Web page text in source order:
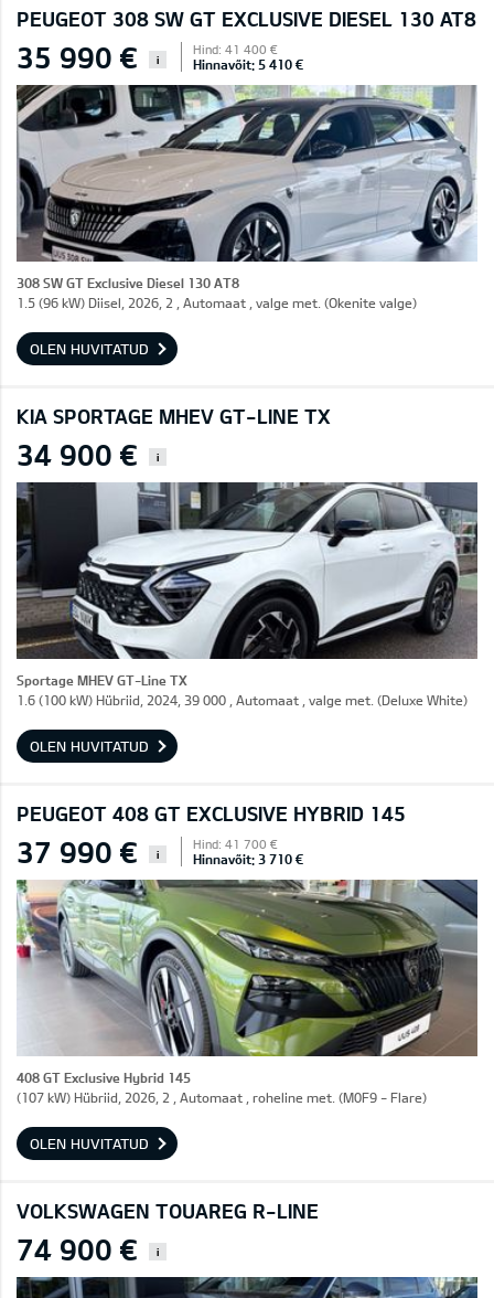
PEUGEOT 308 SW GT EXCLUSIVE DIESEL 130 AT8
35 990 € i
Hind: 41 400 €
Hinnavõit: 5 410 €
308 SW GT Exclusive Diesel 130 AT8
1.5 (96 kW) Diisel, 2026, 2 , Automaat , valge met. (Okenite valge)
OLEN HUVITATUD
KIA SPORTAGE MHEV GT-LINE TX
34 900 € i
Sportage MHEV GT-Line TX
1.6 (100 kW) Hübriid, 2024, 39 000 , Automaat , valge met. (Deluxe White)
OLEN HUVITATUD
PEUGEOT 408 GT EXCLUSIVE HYBRID 145
37 990 € i
Hind: 41 700 €
Hinnavõit: 3 710 €
408 GT Exclusive Hybrid 145
(107 kW) Hübriid, 2026, 2 , Automaat , roheline met. (M0F9 - Flare)
OLEN HUVITATUD
VOLKSWAGEN TOUAREG R-LINE
74 900 € i